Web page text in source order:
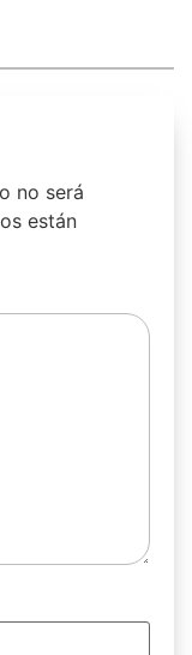
no será
están